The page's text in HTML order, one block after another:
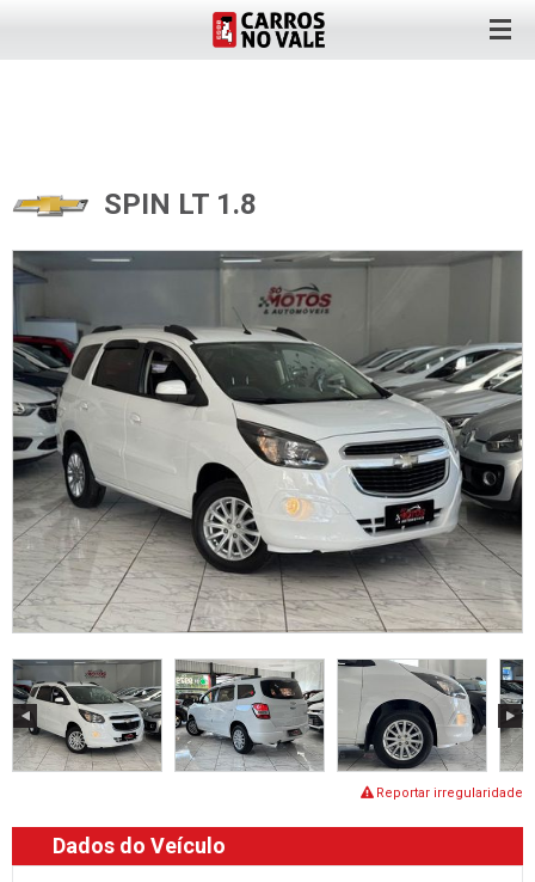
SPIN LT 1.8
Reportar irregularidade
Dados do Veículo